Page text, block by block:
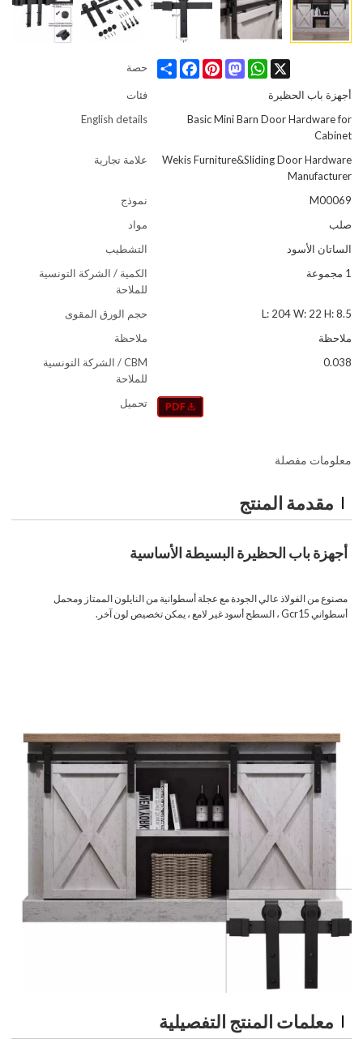
حصة Share
FacebookPinterest
Mastodon
WhatsApp X
فئات
أجهزة باب الحظيرة
English details
Basic Mini Barn Door Hardware for
Cabinet
علامة تجارية
Wekis Furniture&Sliding Door Hardware
Manufacturer
نموذج
M00069
مواد
صلب
التشطيب
الساتان الأسود
الكمية / الشركة التونسية
للملاحة
1 مجموعة
حجم الورق المقوى
L: 204 W: 22 H: 8.5
ملاحظة
ملاحظة
CBM / الشركة التونسية
للملاحة
0.038
تحميل
معلومات مفصلة
مقدمة المنتج
أجهزة باب الحظيرة البسيطة الأساسية
مصنوع من الفولاذ عالي الجودة مع عجلة أسطوانية من النايلون الممتاز ومحمل
أسطواني Gcr15 ، السطح أسود غير لامع ، يمكن تخصيص لون آخر.
معلمات المنتج التفصيلية